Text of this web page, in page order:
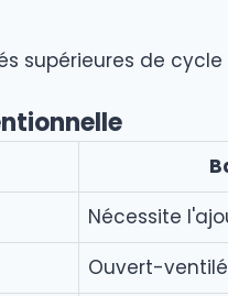
supérieures de
Nécessite
Ouvert-ventilé